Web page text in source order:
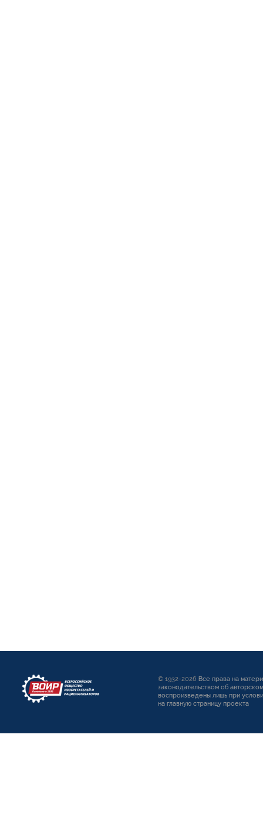
© 1932-2026 Все права на
законодательством об
воспроизведены лишь при
на главную страницу проекта